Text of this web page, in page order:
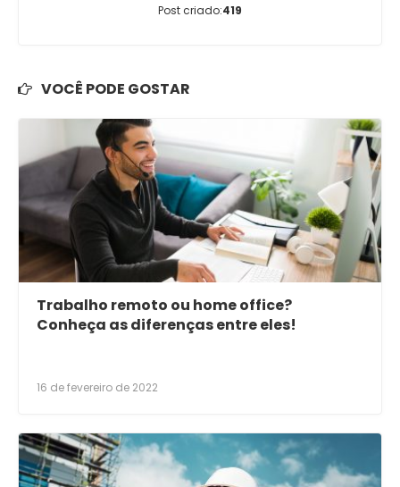
Post criado:419
VOCÊ PODE GOSTAR
Trabalho remoto ou home office?
Conheça as diferenças entre eles!
16 de fevereiro de 2022